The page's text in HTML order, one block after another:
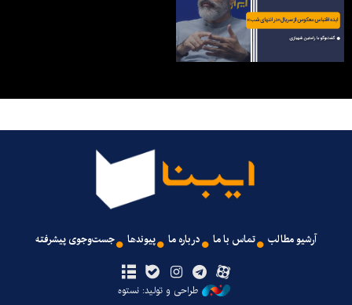
آرشیو مطالب تماس با ما درباره ما پیوندها جست‌وجوی پیشرفته
طراحی و تولید: نستوه